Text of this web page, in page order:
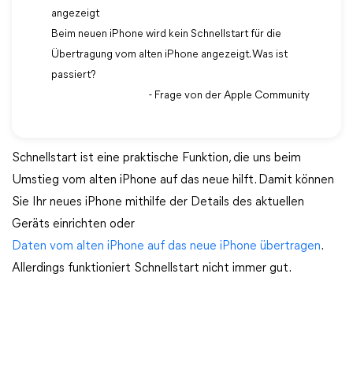
angezeigt
Beim neuen iPhone wird kein Schnellstart für die
Übertragung vom alten iPhone angezeigt. Was ist
passiert?
- Frage von der Apple Community
Schnellstart ist eine praktische Funktion, die uns beim
Umstieg vom alten iPhone auf das neue hilft. Damit können
Sie Ihr neues iPhone mithilfe der Details des aktuellen
Geräts einrichten oder
Daten vom alten iPhone auf das neue iPhone übertragen.
Allerdings funktioniert Schnellstart nicht immer gut.